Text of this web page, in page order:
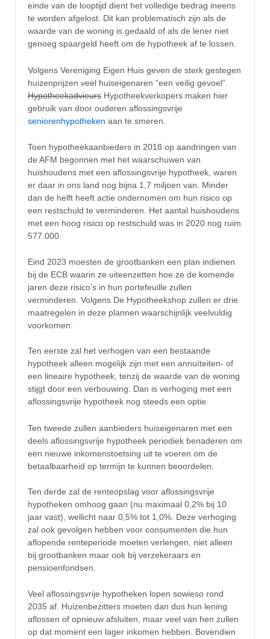
einde van de looptijd dient het volledige bedrag ineens
te worden afgelost. Dit kan problematisch zijn als de
waarde van de woning is gedaald of als de lener niet
genoeg spaargeld heeft om de hypotheek af te lossen.
Volgens Vereniging Eigen Huis geven de sterk gestegen
huizenprijzen veel huiseigenaren “een veilig gevoel”.
Hypotheekadvieurs Hypotheekverkopers maken hier
gebruik van door ouderen aflossingsvrije
seniorenhypotheken aan te smeren.
Toen hypotheekaanbieders in 2018 op aandringen van
de AFM begonnen met het waarschuwen van
huishoudens met een aflossingsvrije hypotheek, waren
er daar in ons land nog bijna 1,7 miljoen van. Minder
dan de helft heeft actie ondernomen om hun risico op
een restschuld te verminderen. Het aantal huishoudens
met een hoog risico op restschuld was in 2020 nog ruim
577.000.
Eind 2023 moesten de grootbanken een plan indienen
bij de ECB waarin ze uiteenzetten hoe ze de komende
jaren deze risico’s in hun portefeuille zullen
verminderen. Volgens De Hypotheekshop zullen er drie
maatregelen in deze plannen waarschijnlijk veelvuldig
voorkomen:
Ten eerste zal het verhogen van een bestaande
hypotheek alleen mogelijk zijn met een annuïteiten- of
een lineaire hypotheek, tenzij de waarde van de woning
stijgt door een verbouwing. Dan is verhoging met een
aflossingsvrije hypotheek nog steeds een optie.
Ten tweede zullen aanbieders huiseigenaren met een
deels aflossingsvrije hypotheek periodiek benaderen om
een nieuwe inkomenstoetsing uit te voeren om de
betaalbaarheid op termijn te kunnen beoordelen.
Ten derde zal de renteopslag voor aflossingsvrije
hypotheken omhoog gaan (nu maximaal 0,2% bij 10
jaar vast), wellicht naar 0,5% tot 1,0%. Deze verhoging
zal ook gevolgen hebben voor consumenten die hun
aflopende renteperiode moeten verlengen, niet alleen
bij grootbanken maar ook bij verzekeraars en
pensioenfondsen.
Veel aflossingsvrije hypotheken lopen sowieso rond
2035 af. Huizenbezitters moeten dan dus hun lening
aflossen of opnieuw afsluiten, maar veel van hen zullen
op dat moment een lager inkomen hebben. Bovendien